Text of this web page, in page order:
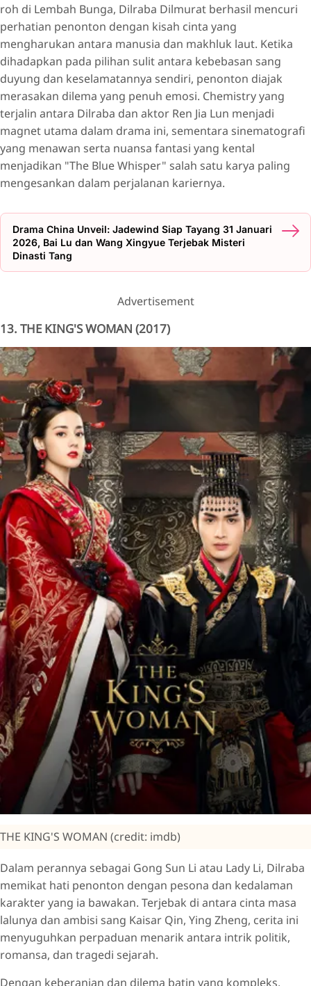
roh di Lembah Bunga, Dilraba Dilmurat berhasil mencuri
perhatian penonton dengan kisah cinta yang
mengharukan antara manusia dan makhluk laut. Ketika
dihadapkan pada pilihan sulit antara kebebasan sang
duyung dan keselamatannya sendiri, penonton diajak
merasakan dilema yang penuh emosi. Chemistry yang
terjalin antara Dilraba dan aktor Ren Jia Lun menjadi
magnet utama dalam drama ini, sementara sinematografi
yang menawan serta nuansa fantasi yang kental
menjadikan "The Blue Whisper" salah satu karya paling
mengesankan dalam perjalanan kariernya.
Drama China Unveil: Jadewind Siap Tayang 31 Januari
2026, Bai Lu dan Wang Xingyue Terjebak Misteri
Dinasti Tang
Advertisement
13. THE KING'S WOMAN (2017)
THE KING'S WOMAN (credit: imdb)
Dalam perannya sebagai Gong Sun Li atau Lady Li, Dilraba
memikat hati penonton dengan pesona dan kedalaman
karakter yang ia bawakan. Terjebak di antara cinta masa
lalunya dan ambisi sang Kaisar Qin, Ying Zheng, cerita ini
menyuguhkan perpaduan menarik antara intrik politik,
romansa, dan tragedi sejarah.
Dengan keberanian dan dilema batin yang kompleks,